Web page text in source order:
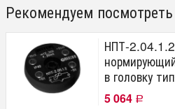
Рекомендуем посмотреть
НПТ-
в головку
5 064 Р